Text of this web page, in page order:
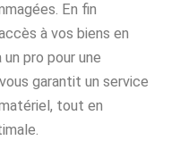
En fin
à vos biens en
pro pour une
garantit un service
tout en